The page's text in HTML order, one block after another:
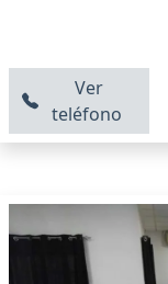
Ver
teléfono